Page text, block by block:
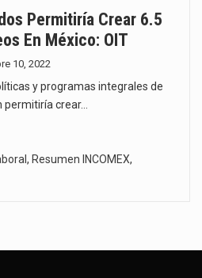
Permitiría Crear 6.5
En México: OIT
10, 2022
y programas integrales de
crear…
, Resumen INCOMEX,